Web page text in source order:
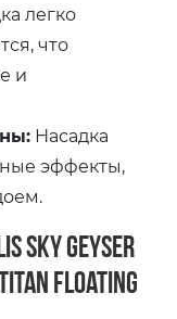
легко
что
и
Насадка
эффекты,
Sky Geyser
Floating